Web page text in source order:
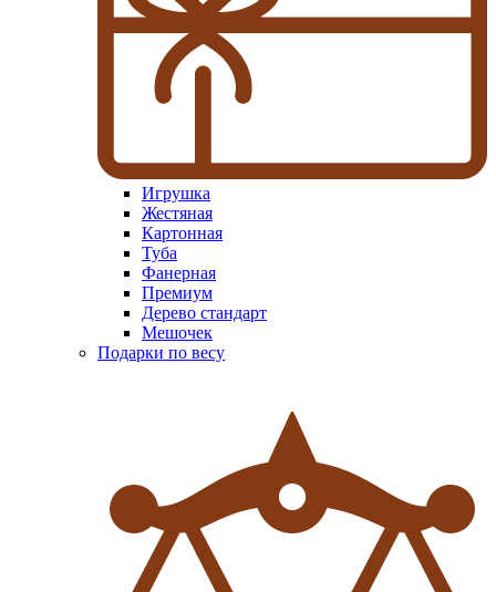
Игрушка
Жестяная
Картонная
Туба
Фанерная
Премиум
Дерево стандарт
Мешочек
Подарки по весу